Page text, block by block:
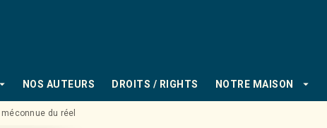
arrow_drop_down NOS AUTEURS DROITS / RIGHTS NOTRE MAISON arrow_drop_down
méconnue du réel